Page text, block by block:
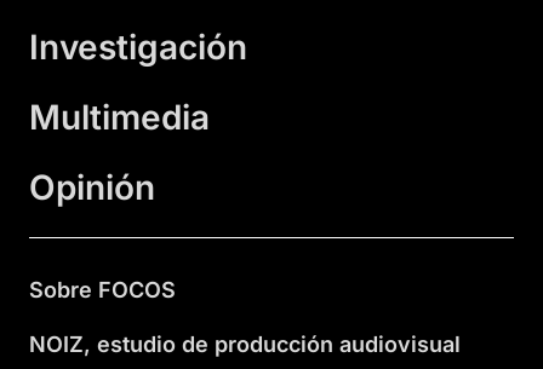
Investigación
Multimedia
Opinión
Sobre FOCOS
NOIZ, estudio de producción audiovisual